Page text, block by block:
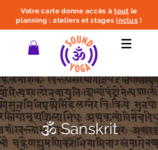
Votre carte donne accès àtout le
planning : ateliers et stagesinclus !
🕉️ Sanskrit